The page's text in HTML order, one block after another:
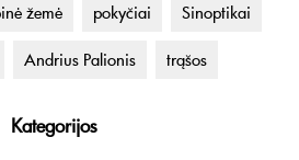
žemė pokyčiai Sinoptikai
Andrius Palionis trąšos
Kategorijos